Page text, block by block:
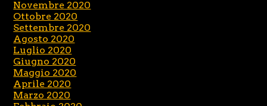
Novembre 2020
Ottobre 2020
Settembre 2020
Agosto 2020
Luglio 2020
Giugno 2020
Maggio 2020
Aprile 2020
Marzo 2020